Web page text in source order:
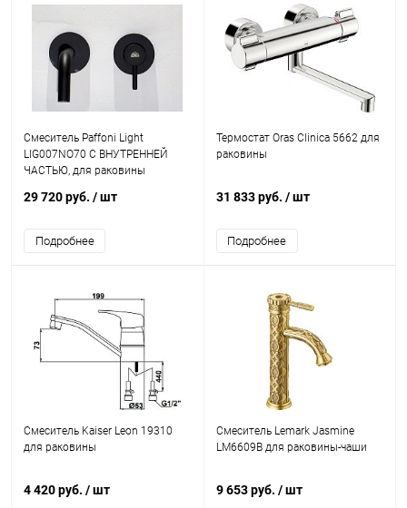
Смеситель Paffoni Light
LIG007NO70 С ВНУТРЕННЕЙ
ЧАСТЬЮ, для раковины
29 720 руб. / шт
Подробнее
Термостат Oras Clinica 5662 для
раковины
31 833 руб. / шт
Подробнее
Смеситель Kaiser Leon 19310
для раковины
4 420 руб. / шт
Смеситель Lemark Jasmine
LM6609B для раковины-чаши
9 653 руб. / шт